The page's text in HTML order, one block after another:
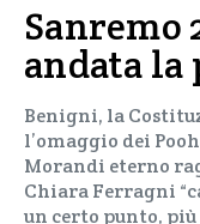
Sanremo
andata la
Benigni, la
l’omaggio dei
Morandi eterno
Chiara Ferragni
un certo punto,